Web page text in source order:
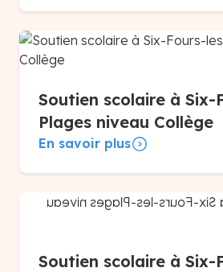
Soutien scolaire à Six-
Plages niveau Collège
En savoir plus
Soutien scolaire à Six-